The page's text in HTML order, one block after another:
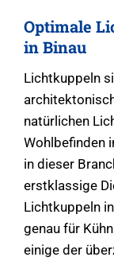
Optimale
in Binau
Lichtkuppeln
natürlichen
Wohlbefinden
in dieser
erstklassige
Lichtkuppeln
genau für
einige der